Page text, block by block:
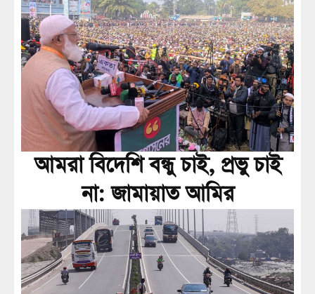
আমরা বিদেশি বন্ধু চাই, প্রভু চাই
না: জামায়াত আমির